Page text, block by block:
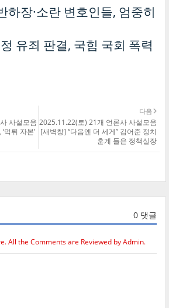
하장·소란 변호인들, 엄중히
정 유죄 판결, 국힘 국회 폭력
다음
2025.11.22(토) 21개 언론사 사설모음
[새벽창] “다음엔 더 세게” 김어준 정치
훈계 들은 정책실장
사설모음
먹튀 자본’
0 댓글
All the Comments are Reviewed by Admin.